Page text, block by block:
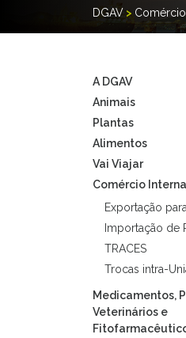
DGAV >
A DGAV
Animais
Plantas
Alimentos
Vai Viajar
Comércio
Exportação
Importação de
TRACES
Trocas intra-
Medicamentos,
Veterinários e